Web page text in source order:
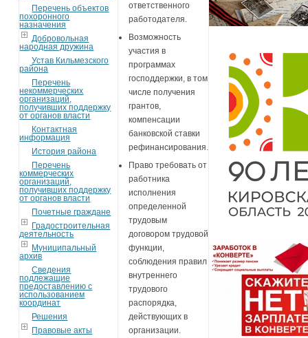
Перечень объектов
похоронного
назначения
Добровольная
народная дружина
Устав Кильмезского
района
Перечень
некоммерческих
организаций,
получивших поддержку
от органов власти
Контактная
информация
История района
Перечень
коммерческих
организаций,
получивших поддержку
от органов власти
Почетные граждане
Градостроительная
деятельность
Муниципальный
архив
Сведения
подлежащие
предоставлению с
использованием
координат
Решения
Правовые акты
ответственного
работодателя.
Возможность
участия в
программах
господдержки, в том
числе получения
грантов,
компенсации
банковской ставки
рефинансирования.
Право требовать от
работника
исполнения
определенной
трудовым
договором трудовой
функции,
соблюдения правил
внутреннего
трудового
распорядка,
действующих в
организации.